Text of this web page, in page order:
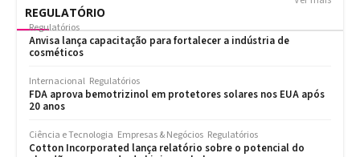
REGULATÓRIO
Regulatórios
Anvisa lança capacitação para fortalecer a indústria de
cosméticos
Internacional Regulatórios
FDA aprova bemotrizinol em protetores solares nos EUA após
20 anos
Ciência e Tecnologia Empresas & Negócios Regulatórios
Cotton Incorporated lança relatório sobre o potencial do